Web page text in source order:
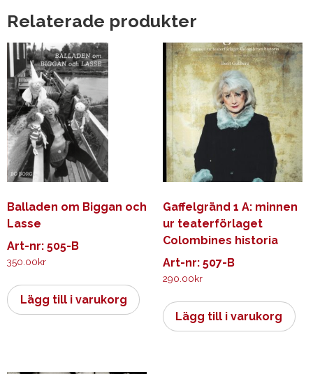
Relaterade produkter
Balladen om Biggan och
Lasse
Art-nr: 505-B
350.00kr
Lägg till i varukorg
Gaffelgränd 1 A: minnen
ur teaterförlaget
Colombines historia
Art-nr: 507-B
290.00kr
Lägg till i varukorg